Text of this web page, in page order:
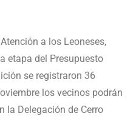
a los Leoneses,
etapa del Presupuesto
se registraron 36
los vecinos podrán
la Delegación de Cerro